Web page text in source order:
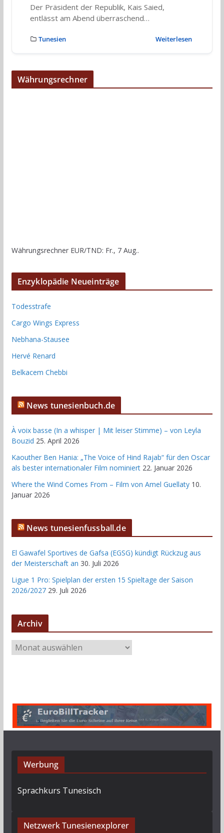
Der Präsident der Republik, Kais Saied,
entlässt am Abend überraschend…
Tunesien Weiterlesen
Währungsrechner
Währungsrechner EUR/TND: Fr., 7 Aug..
Enzyklopädie Neueinträge
Todesstrafe
Cargo Wings Express
Nebhana-Stausee
Hervé Renard
Belkacem Chebbi
News tunesienbuch.de
À voix basse (In a whisper | Mit leiser Stimme) – von Leyla
Bouzid 25. April 2026
Kaouther Ben Hania: „The Voice of Hind Rajab“ für den Oscar
als bester internationaler Film nominiert 22. Januar 2026
Where the Wind Comes From – Film von Amel Guellaty 10.
Januar 2026
News tunesienfussball.de
El Gawafel Sportives de Gafsa (EGSG) kündigt Rückzug aus
der Meisterschaft an 30. Juli 2026
Ligue 1 Pro: Spielplan der ersten 15 Spieltage der Saison
2026/2027 29. Juli 2026
Archiv
r
Werbung
Sprachkurs Tunesisch
Netzwerk Tunesienexplorer